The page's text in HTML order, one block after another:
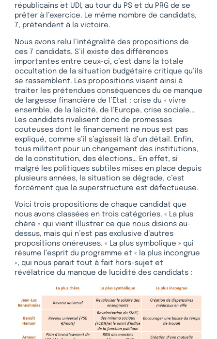
républicains et UDI, au tour du PS et du PRG de se
prêter à l’exercice. Le même nombre de candidats,
7, prétendent à la victoire.
Nous avons relu l’intégralité des propositions de
ces 7 candidats. S’il existe des différences
importantes entre ceux-ci, c’est dans la totale
occultation de la situation budgétaire critique qu’ils
se rassemblent. Les propositions visent ainsi à
traiter les prétendues conséquences du ce manque
de largesse financière de l’Etat : crise du « vivre
ensemble, de la laïcité, de l’Europe, crise sociale…
Les candidats rivalisent donc de promesses
couteuses dont le financement ne nous est pas
expliqué, comme s’il s’agissait là d’un détail. Enfin,
tous militent pour un changement des institutions,
de la constitution, des élections… En effet, si
malgré les politiques subtiles mises en place depuis
plusieurs années, la situation se dégrade, c’est
forcément que la superstructure est défectueuse.
Voici trois propositions de chaque candidat que
nous avons classées en trois catégories. « La plus
chère » qui vient illustrer ce que nous disions au-
dessus, mais qui n’est pas exclusive d’autres
propositions onéreuses. « La plus symbolique » qui
résume l’esprit du programme et « la plus incongrue
», qui nous parait tout à fait hors-sujet et
révélatrice du manque de lucidité des candidats :